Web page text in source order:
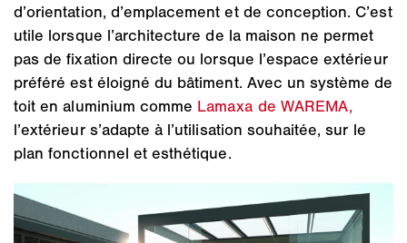
d’orientation, d’emplacement et de conception. C’est
utile lorsque l’architecture de la maison ne permet
pas de fixation directe ou lorsque l’espace extérieur
préféré est éloigné du bâtiment. Avec un système de
toit en aluminium comme Lamaxa de WAREMA,
l’extérieur s’adapte à l’utilisation souhaitée, sur le
plan fonctionnel et esthétique.